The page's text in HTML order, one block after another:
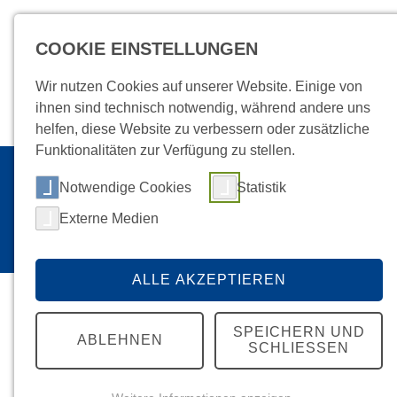
Startseite Technik
Haustechnik
COOKIE EINSTELLUNGEN
Wir nutzen Cookies auf unserer Website. Einige von
ihnen sind technisch notwendig, während andere uns
helfen, diese Website zu verbessern oder zusätzliche
Funktionalitäten zur Verfügung zu stellen.
Notwendige Cookies Statistik
Externe Medien
ALLE AKZEPTIEREN
ABLEHNEN
SPEICHERN UND
SCHLIESSEN